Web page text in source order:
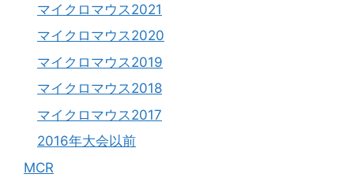
マイクロマウス2021
マイクロマウス2020
マイクロマウス2019
マイクロマウス2018
マイクロマウス2017
2016年大会以前
MCR